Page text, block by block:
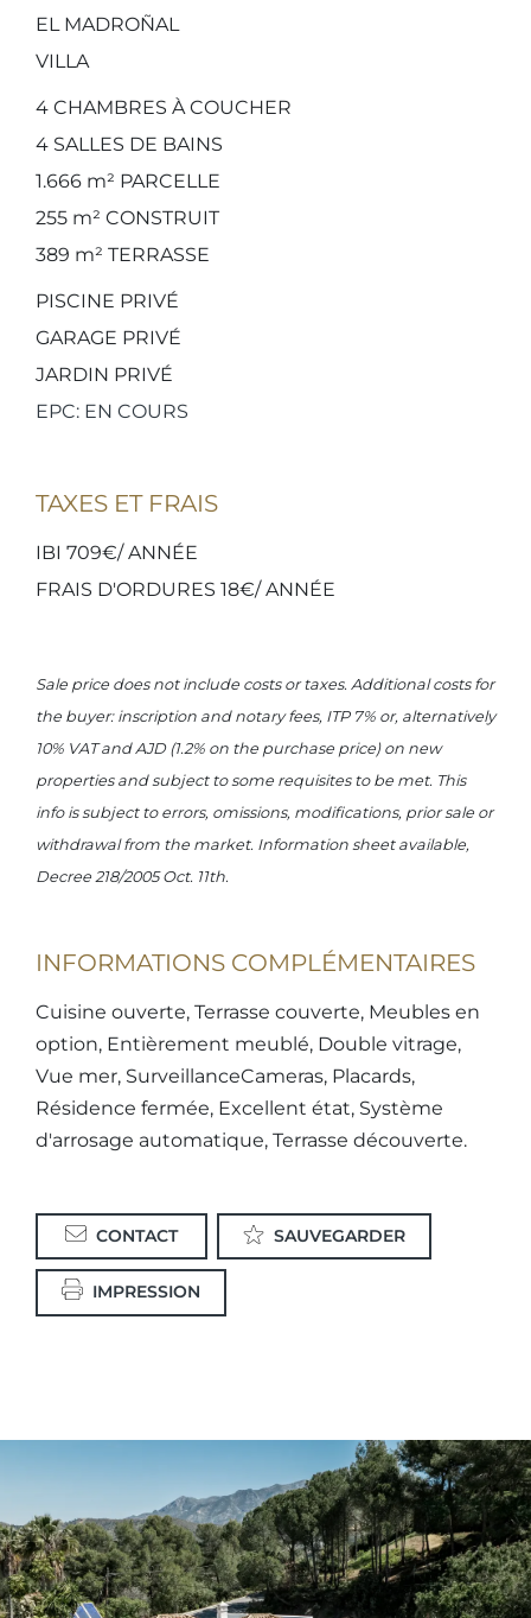
EL MADROÑAL
VILLA
4 CHAMBRES À COUCHER
4 SALLES DE BAINS
1.666 m² PARCELLE
255 m² CONSTRUIT
389 m² TERRASSE
PISCINE PRIVÉ
GARAGE PRIVÉ
JARDIN PRIVÉ
EPC: EN COURS
TAXES ET FRAIS
IBI 709€/ ANNÉE
FRAIS D'ORDURES 18€/ ANNÉE
Sale price does not include costs or taxes. Additional costs for
the buyer: inscription and notary fees, ITP 7% or, alternatively
10% VAT and AJD (1.2% on the purchase price) on new
properties and subject to some requisites to be met. This
info is subject to errors, omissions, modifications, prior sale or
withdrawal from the market. Information sheet available,
Decree 218/2005 Oct. 11th.
INFORMATIONS COMPLÉMENTAIRES
Cuisine ouverte, Terrasse couverte, Meubles en
option, Entièrement meublé, Double vitrage,
Vue mer, SurveillanceCameras, Placards,
Résidence fermée, Excellent état, Système
d'arrosage automatique, Terrasse découverte.
CONTACT SAUVEGARDER
IMPRESSION